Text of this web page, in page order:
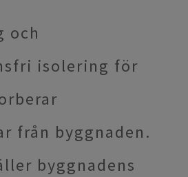
och
isolering för
från byggnaden.
byggnadens